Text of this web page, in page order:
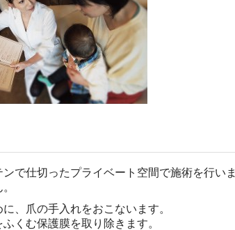
で仕切ったプライベート空間で施術を行いま
、爪の手入れをおこないます。
くむ保護膜を取り除きます。